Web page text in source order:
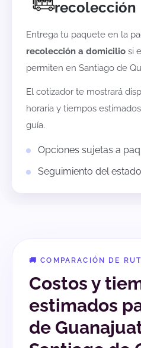
recolección
Entrega tu paquete en la
recolección a domicilio si
permiten en Santiago de
El cotizador te mostrará
horaria y tiempos
guía.
Opciones sujetas a
Seguimiento del
🚚 COMPARACIÓN DE
Costos y
estimados
de